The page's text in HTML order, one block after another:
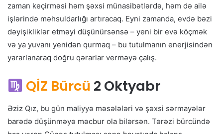
zaman keçirməsi həm şəxsi münasibətlərdə, həm də ailə
işlərində məhsuldarlığı artıracaq. Eyni zamanda, evdə bəzi
dəyişikliklər etməyi düşünürsənsə – yeni bir evə köçmək
və ya yuvanı yenidən qurmaq – bu tutulmanın enerjisindən
yararlanaraq doğru qərarlar verməyə çalış.
QİZ Bürcü 2 Oktyabr
Əziz Qız, bu gün maliyyə məsələləri və şəxsi sərmayələr
barədə düşünməyə məcbur ola bilərsən. Tərəzi bürcündə